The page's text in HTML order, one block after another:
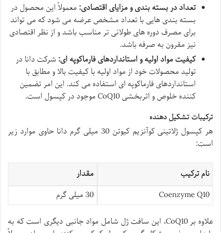
تعداد در بسته بندی و مزایای اقتصادی: معمولاً این محصول در
بسته بندی هایی با تعداد مشخص عرضه می شود که می تواند
برای مصرف دوره های طولانی تر مناسب باشد و از نظر اقتصادی
نیز مقرون به صرفه باشد.
کیفیت مواد اولیه و استانداردهای فارماکوپه ای: شرکت دانا در
تولید محصولات خود از مواد اولیه با کیفیت بالا و مطابق با
استانداردهای فارماکوپه ای استفاده می کند. این امر تضمین
کننده خلوص و اثربخشی CoQ10 موجود در کپسول است.
ترکیبات تشکیل دهنده
هر کپسول ژلاتینی کوآنزیم کیوتن 30 میلی گرم دانا حاوی موارد زیر
است:
نام ترکیب
مقدار
Coenzyme Q10
30 میلی گرم
علاوه بر CoQ10، این سافت ژل شامل مواد جانبی دیگری است که به